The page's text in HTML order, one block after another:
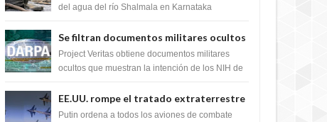
Shiva Lingas
del agua del río Shalmala en Karnataka
Shiv...
Se filtran documentos militares ocultos
que muestran la intención de los NIH de
crear el SARS-CoV-2, utilizando la
Project Veritas obtiene documentos militares
ocultos que muestran la intención de los NIH de
EE.UU. rompe el tratado extraterrestre
y se prepara para destruir el misterioso
Putin ordena a todos los aviones de combate